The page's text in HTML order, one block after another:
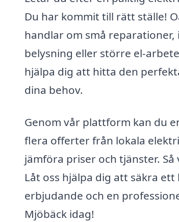
Du har kommit till rätt ställe!
handlar om små
belysning eller större el-
hjälpa dig att hitta den
dina behov.
Genom vår plattform kan du
flera offerter från lokala
jämföra priser och tjänster.
Låt oss hjälpa dig att säkra ett
erbjudande och en
Mjöbäck idag!